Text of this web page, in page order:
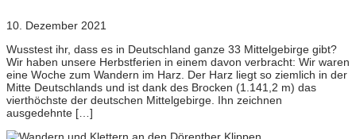
10. Dezember 2021
Wusstest ihr, dass es in Deutschland ganze 33 Mittelgebirge gibt?
Wir haben unsere Herbstferien in einem davon verbracht: Wir waren
eine Woche zum Wandern im Harz. Der Harz liegt so ziemlich in der
Mitte Deutschlands und ist dank des Brocken (1.141,2 m) das
vierthöchste der deutschen Mittelgebirge. Ihn zeichnen
ausgedehnte […]